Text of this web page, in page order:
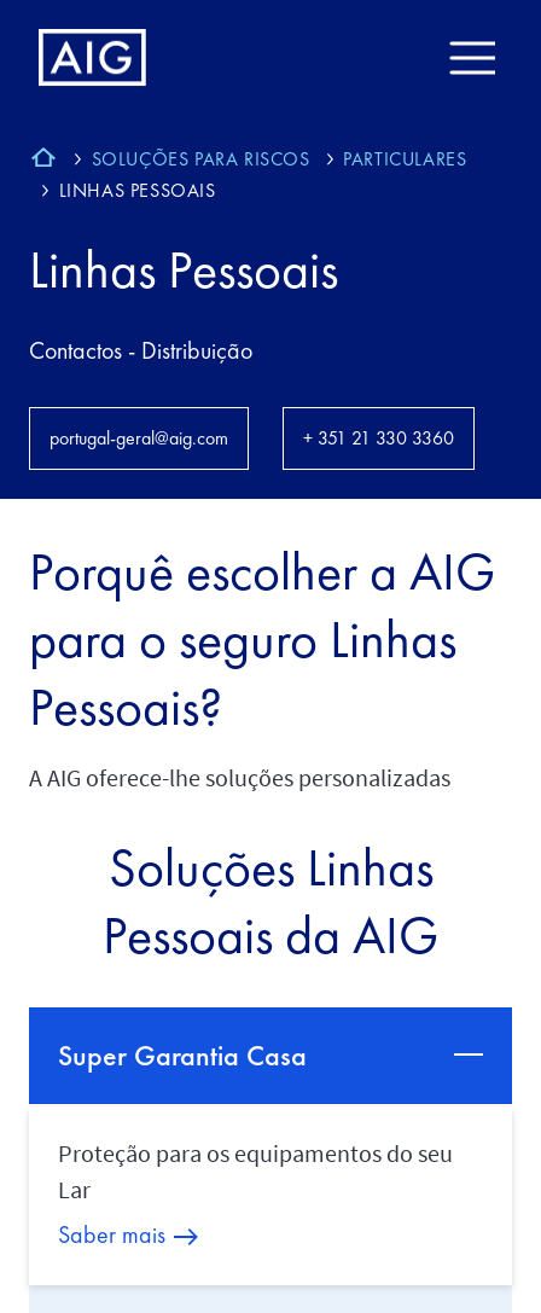
SOLUÇÕES PARA RISCOS
PARTICULARES
LINHAS PESSOAIS
Linhas Pessoais
Contactos - Distribuição
portugal-geral@aig.com + 351 21 330 3360
Porquê escolher a AIG
para o seguro Linhas
Pessoais?
A AIG oferece-lhe soluções personalizadas
Soluções Linhas
Pessoais da AIG
Super Garantia Casa
Proteção para os equipamentos do seu
Lar
Saber mais